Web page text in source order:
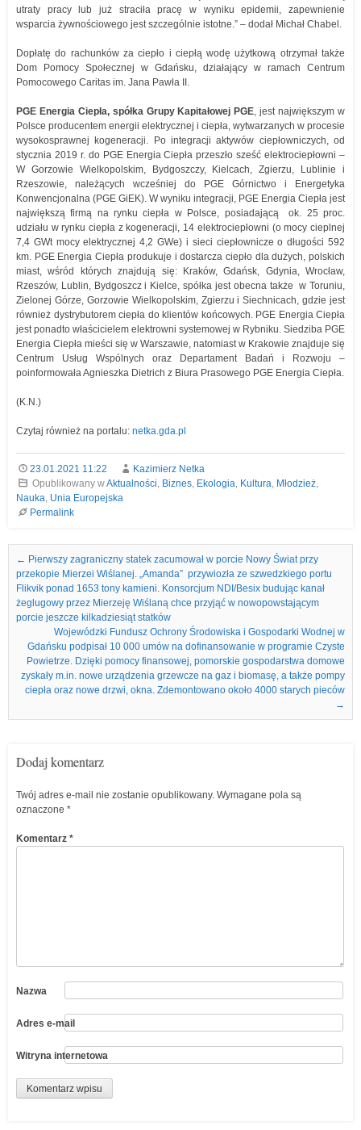
utraty pracy lub już straciła pracę w wyniku epidemii, zapewnienie
wsparcia żywnościowego jest szczególnie istotne.” – dodał Michał Chabel.
Dopłatę do rachunków za ciepło i ciepłą wodę użytkową otrzymał także
Dom Pomocy Społecznej w Gdańsku, działający w ramach Centrum
Pomocowego Caritas im. Jana Pawła II.
PGE Energia Ciepła, spółka Grupy Kapitałowej PGE, jest największym w
Polsce producentem energii elektrycznej i ciepła, wytwarzanych w procesie
wysokosprawnej kogeneracji. Po integracji aktywów ciepłowniczych, od
stycznia 2019 r. do PGE Energia Ciepła przeszło sześć elektrociepłowni –
W Gorzowie Wielkopolskim, Bydgoszczy, Kielcach, Zgierzu, Lublinie i
Rzeszowie, należących wcześniej do PGE Górnictwo i Energetyka
Konwencjonalna (PGE GiEK). W wyniku integracji, PGE Energia Ciepła jest
największą firmą na rynku ciepła w Polsce, posiadającą ok. 25 proc.
udziału w rynku ciepła z kogeneracji, 14 elektrociepłowni (o mocy cieplnej
7,4 GWt mocy elektrycznej 4,2 GWe) i sieci ciepłownicze o długości 592
km. PGE Energia Ciepła produkuje i dostarcza ciepło dla dużych, polskich
miast, wśród których znajdują się: Kraków, Gdańsk, Gdynia, Wrocław,
Rzeszów, Lublin, Bydgoszcz i Kielce, spółka jest obecna także w Toruniu,
Zielonej Górze, Gorzowie Wielkopolskim, Zgierzu i Siechnicach, gdzie jest
również dystrybutorem ciepła do klientów końcowych. PGE Energia Ciepła
jest ponadto właścicielem elektrowni systemowej w Rybniku. Siedziba PGE
Energia Ciepła mieści się w Warszawie, natomiast w Krakowie znajduje się
Centrum Usług Wspólnych oraz Departament Badań i Rozwoju –
poinformowała Agnieszka Dietrich z Biura Prasowego PGE Energia Ciepła.
(K.N.)
Czytaj również na portalu: netka.gda.pl
23.01.2021 11:22
Kazimierz Netka
Opublikowany wAktualności, Biznes, Ekologia, Kultura, Młodzież,
Nauka, Unia Europejska
Permalink
Nawigacja we wpisach
← Pierwszy zagraniczny statek zacumował w porcie Nowy Świat przy
przekopie Mierzei Wiślanej. „Amanda” przywiozła ze szwedzkiego portu
Flikvik ponad 1653 tony kamieni. Konsorcjum NDI/Besix budując kanał
żeglugowy przez Mierzeję Wiślaną chce przyjąć w nowopowstającym
porcie jeszcze kilkadziesiąt statków
Wojewódzki Fundusz Ochrony Środowiska i Gospodarki Wodnej w
Gdańsku podpisał 10 000 umów na dofinansowanie w programie Czyste
Powietrze. Dzięki pomocy finansowej, pomorskie gospodarstwa domowe
zyskały m.in. nowe urządzenia grzewcze na gaz i biomasę, a także pompy
ciepła oraz nowe drzwi, okna. Zdemontowano około 4000 starych pieców
→
Dodaj komentarz
Twój adres e-mail nie zostanie opublikowany. Wymagane pola są
oznaczone *
Komentarz *
Nazwa
Adres e-mail
Witryna internetowa